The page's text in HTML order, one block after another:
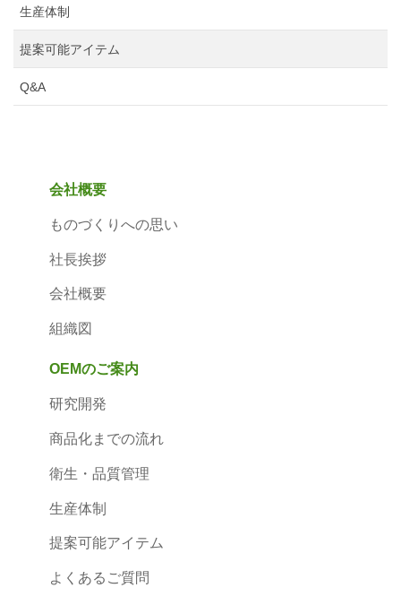
生産体制
提案可能アイテム
Q&A
会社概要
ものづくりへの思い
社長挨拶
会社概要
組織図
OEMのご案内
研究開発
商品化までの流れ
衛生・品質管理
生産体制
提案可能アイテム
よくあるご質問